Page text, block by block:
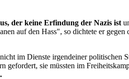
der keine Erfindung der Nazis ist
auf den Hass", so dichtete er
im Dienste irgendeiner politischen
sie müssten im